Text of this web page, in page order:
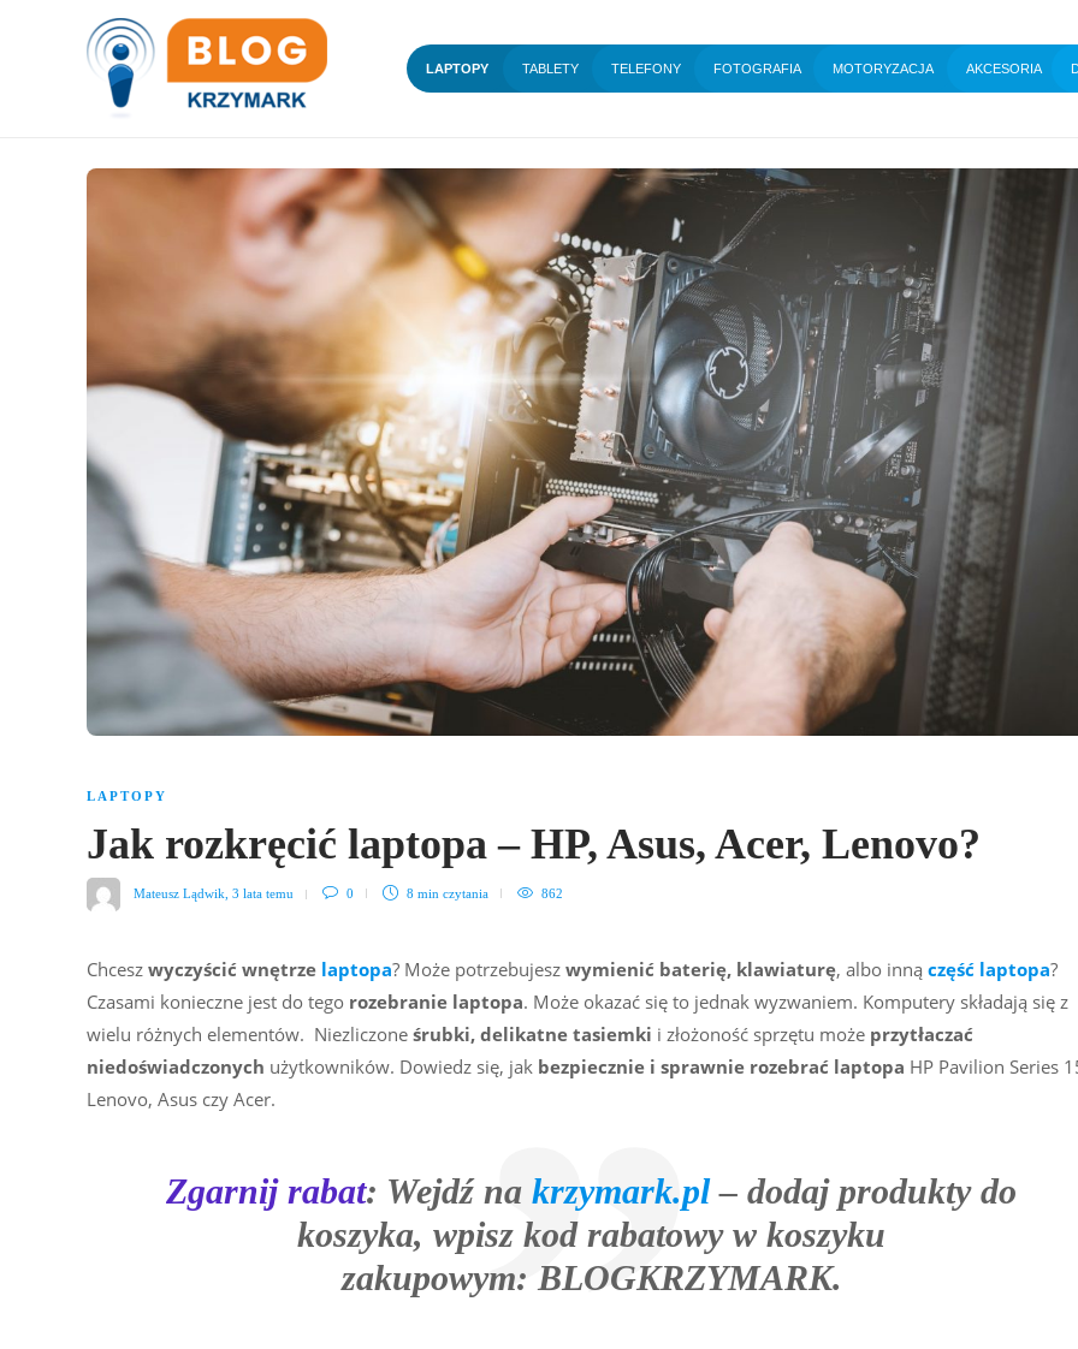
LAPTOPY TABLETY TELEFONY FOTOGRAFIA MOTORYZACJA AKCESORIA
LAPTOPY
Jak rozkręcić laptopa – HP, Asus, Acer, Lenovo?
Mateusz Lądwik 3 lata temu 0 8 min czytania 862
Chcesz wyczyścić wnętrze laptopa? Może potrzebujesz wymienić baterię, klawiaturę, albo inną część laptopa?
Czasami konieczne jest do tego rozebranie laptopa. Może okazać się to jednak wyzwaniem. Komputery składają się z
wielu różnych elementów. Niezliczone śrubki, delikatne tasiemki i złożoność sprzętu może przytłaczać
niedoświadczonych użytkowników. Dowiedz się, jak bezpiecznie i sprawnie rozebrać laptopa HP Pavilion Series
Lenovo, Asus czy Acer.
Zgarnijrabat: Wejdź nakrzymark.pl– dodaj produkty do
koszyka, wpisz kod rabatowy w koszyku
zakupowym: BLOGKRZYMARK.